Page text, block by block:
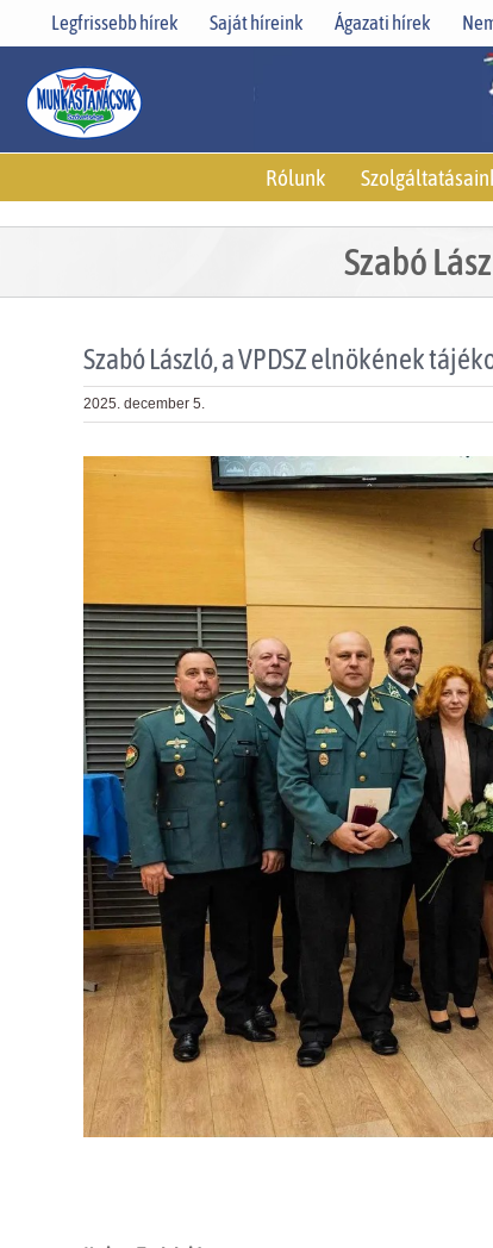
Legfrissebb hírek Saját híreink Ágazati hírek
Rólunk
Szabó
Szabó László, a VPDSZ elnökének
2025. december 5.
View